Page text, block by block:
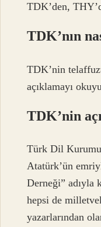
TDK’den,
TDK’nın
TDK’nin
açıklamayı
TDK’nin
Türk Dil
Atatürk’ün
Derneği” adıyla
hepsi de
yazarlarından